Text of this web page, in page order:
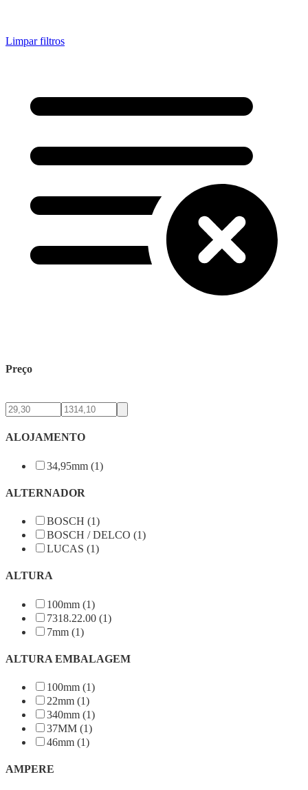
Limpar filtros
Preço
ALOJAMENTO
34,95mm (1)
ALTERNADOR
BOSCH (1)
BOSCH / DELCO (1)
LUCAS (1)
ALTURA
100mm (1)
7318.22.00 (1)
7mm (1)
ALTURA EMBALAGEM
100mm (1)
22mm (1)
340mm (1)
37MM (1)
46mm (1)
AMPERE